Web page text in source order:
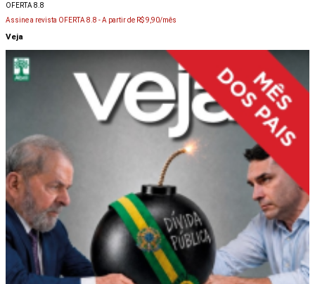
OFERTA 8.8
Assine a revista OFERTA 8.8 -A partir de R$ 9,90/mês
Veja